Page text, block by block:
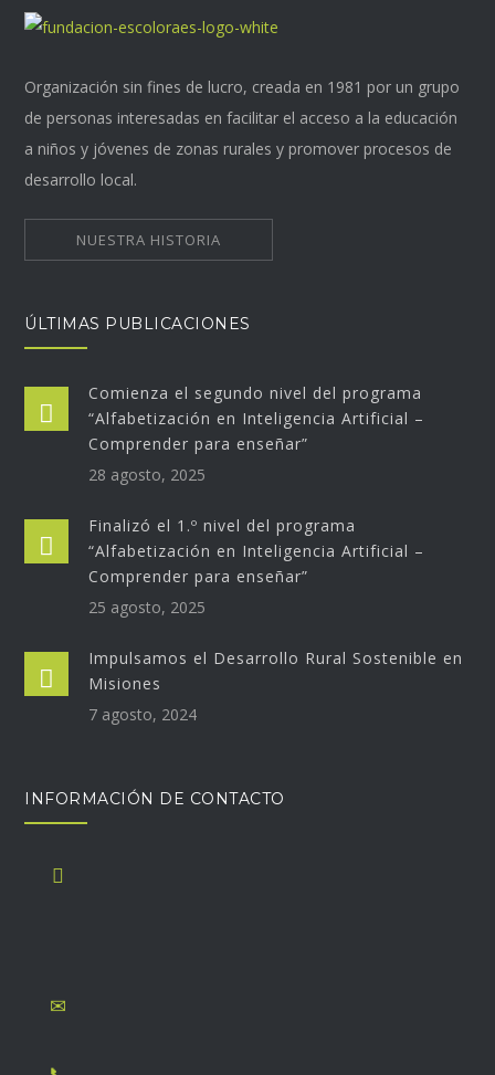
Organización sin fines de lucro, creada en 1981 por un grupo
de personas interesadas en facilitar el acceso a la educación
a niños y jóvenes de zonas rurales y promover procesos de
desarrollo local.
NUESTRA HISTORIA
ÚLTIMAS PUBLICACIONES
Comienza el segundo nivel del programa
“Alfabetización en Inteligencia Artificial –
Comprender para enseñar”
28 agosto, 2025
Finalizó el 1.º nivel del programa
“Alfabetización en Inteligencia Artificial –
Comprender para enseñar”
25 agosto, 2025
Impulsamos el Desarrollo Rural Sostenible en
Misiones
7 agosto, 2024
INFORMACIÓN DE CONTACTO